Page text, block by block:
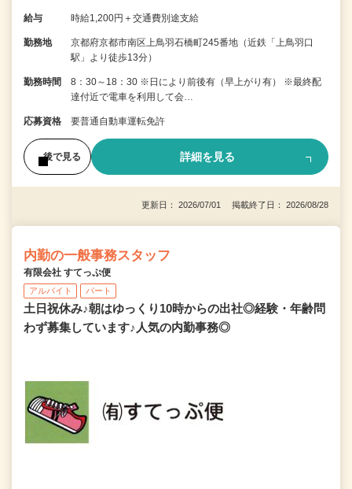
給与 時給1,200円＋交通費別途支給
勤務地
京都府京都市南区上鳥羽石橋町245番地（近鉄「上鳥羽口
駅」より徒歩13分）
勤務時間
8：30～18：30 ※日により前後有（早上がり有） ※最終配
達付近で電車を利用して会…
応募資格 要普通自動車運転免許
後で見る 詳細を見る
更新日： 2026/07/01 掲載終了日： 2026/08/28
内勤の一般事務スタッフ
有限会社 すてっぷ便
アルバイト パート
土日祝休み♪朝はゆっくり10時からの出社◎経験・年齢問
わず募集しています♪人気の内勤事務◎